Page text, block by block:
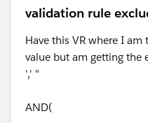
validation rule
Have this VR where I
value but am getting the
',' "
AND(